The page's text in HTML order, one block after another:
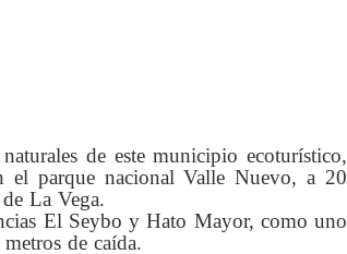
de este municipio ecoturístico,
el parque nacional Valle Nuevo, a 20
La Vega.
El Seybo y Hato Mayor, como uno
de caída.